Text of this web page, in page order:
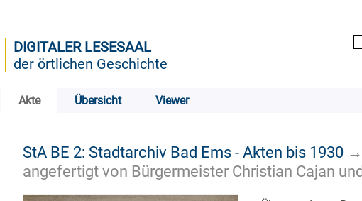
DIGITALER LESESAAL
der örtlichen Geschichte
Akte Übersicht Viewer
StA BE 2: Stadtarchiv Bad Ems - Akten bis 1930 →
angefertigt von Bürgermeister Christian Cajan